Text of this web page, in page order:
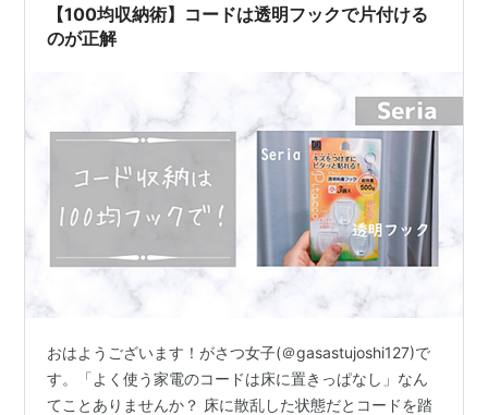
【100均収納術】コードは透明フックで片付ける
のが正解
おはようございます！がさつ女子(＠gasastujoshi127)で
す。「よく使う家電のコードは床に置きっぱなし」なん
てことありませんか？ 床に散乱した状態だとコードを踏